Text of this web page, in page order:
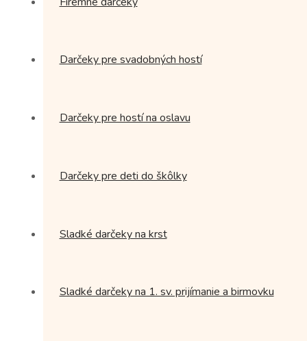
Darčeky pre svadobných hostí
Darčeky pre hostí na oslavu
Darčeky pre deti do škôlky
Sladké darčeky na krst
Sladké darčeky na 1. sv. prijímanie a birmovku